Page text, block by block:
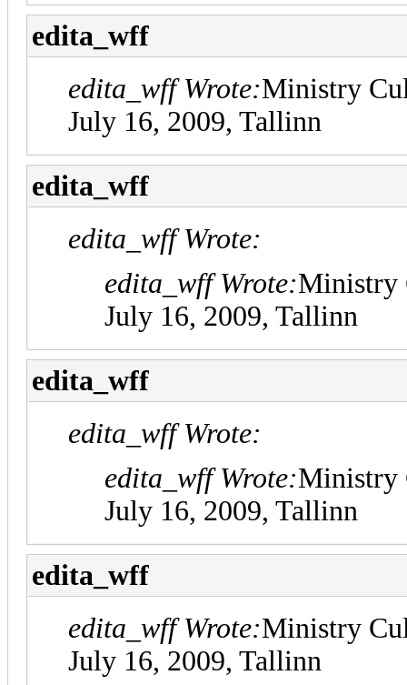
edita_wff
edita_wff Wrote:Ministry
July 16, 2009, Tallinn
edita_wff
edita_wff Wrote:
edita_wff Wrote:Ministry
July 16, 2009, Tallinn
edita_wff
edita_wff Wrote:
edita_wff Wrote:Ministry
July 16, 2009, Tallinn
edita_wff
edita_wff Wrote:Ministry
July 16, 2009, Tallinn